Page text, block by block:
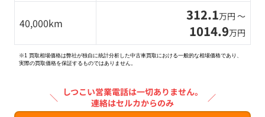
40,000km 312.1万円 〜
1014.9万円
※1 買取相場価格は弊社が独自に統計分析した中古車買取における一般的な相場価格であり、
実際の買取価格を保証するものではありません。
＼ しつこい営業電話は一切ありません。
連絡はセルカからのみ
／